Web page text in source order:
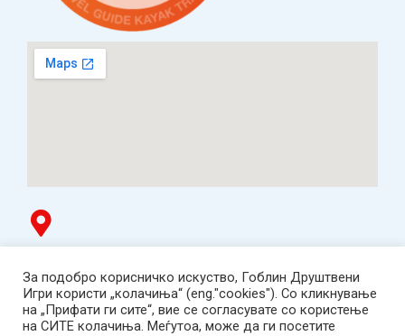
ТЦ Буњаковец - 1. кат, Скопје.
Tел: 078 669 482
Работно време: пон-пет 12:00-19:00 /саб 12:00-17:00
За подобро корисничко искуство, Гоблин Друштвени
Игри користи „колачиња“ (eng."cookies"). Со кликнување
на „Прифати ги сите“, вие се согласувате со користење
на СИТЕ колачиња. Меѓутоа, може да ги посетите